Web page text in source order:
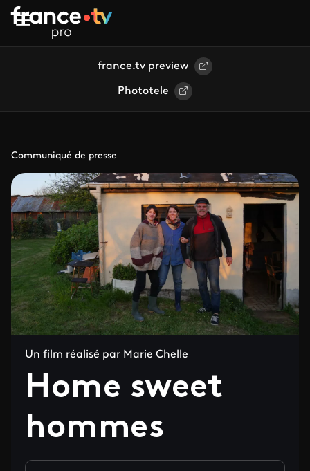
Aller au contenu principal
france.tv preview
Phototele
Communiqué de presse
Un film réalisé par Marie Chelle
Home sweet
hommes